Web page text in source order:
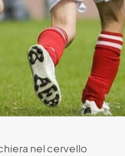
nel cervello